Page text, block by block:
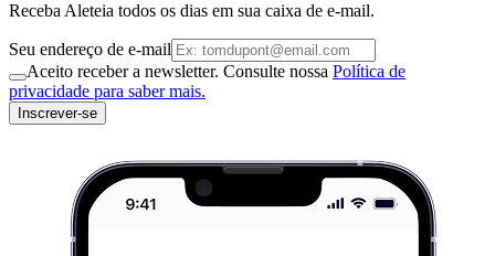
Receba Aleteia todos os dias em sua caixa de e-mail.
Seu endereço de e-mail
Aceito receber a newsletter. Consulte nossa Política de
privacidade para saber mais.
Inscrever-se